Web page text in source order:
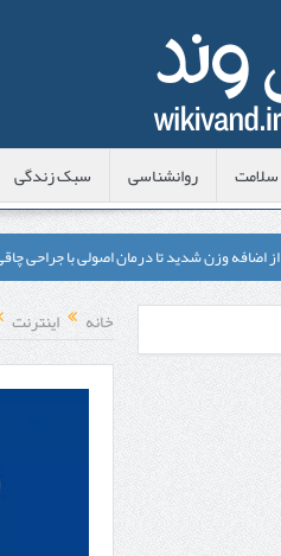
سلامت روانشناسی سبک زندگی
از اضافه وزن شدید تا درمان اصولی با جراحی
لیزر موهای زائد شاتی یا رولی؟ مقایسه
قبل از تماس با تعمیرکار ماشین ظرفشویی
هزینه ایمپلنت دندان در ترکیه 1405 | قیمت، مزایا، معایب و مقایسه با ایران
محصولات تراست؛ بهترین گزینه برای مراقبت از
کلاس تیزهوشان برای چه دانش‌آموزانی
آشنایی با هنر عاج کاری
خانه اینترنت